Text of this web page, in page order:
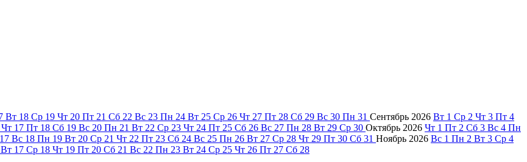
Вт 18 Ср 19 Чт 20 Пт 21 Сб 22 Вс 23 Пн 24 Вт 25 Ср 26 Чт 27 Пт 28 Сб 29 Вс 30 Пн 31 Сентябрь 2026 Вт 1 Ср 2 Чт 3 Пт 4
Чт 17 Пт 18 Сб 19 Вс 20 Пн 21 Вт 22 Ср 23 Чт 24 Пт 25 Сб 26 Вс 27 Пн 28 Вт 29 Ср 30 Октябрь 2026 Чт 1 Пт 2 Сб 3 Вс 4 Пн
17 Вс 18 Пн 19 Вт 20 Ср 21 Чт 22 Пт 23 Сб 24 Вс 25 Пн 26 Вт 27 Ср 28 Чт 29 Пт 30 Сб 31 Ноябрь 2026 Вс 1 Пн 2 Вт 3 Ср 4
Вт 17 Ср 18 Чт 19 Пт 20 Сб 21 Вс 22 Пн 23 Вт 24 Ср 25 Чт 26 Пт 27 Сб 28